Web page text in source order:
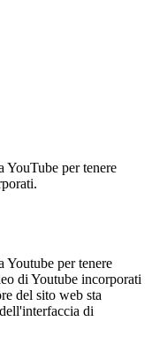
YouTube per tenere
Youtube per tenere
di Youtube incorporati
del sito web sta
di